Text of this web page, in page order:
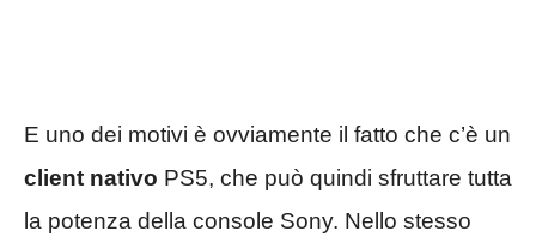
E uno dei motivi è ovviamente il fatto che c’è un
client nativo PS5, che può quindi sfruttare tutta
la potenza della console Sony. Nello stesso